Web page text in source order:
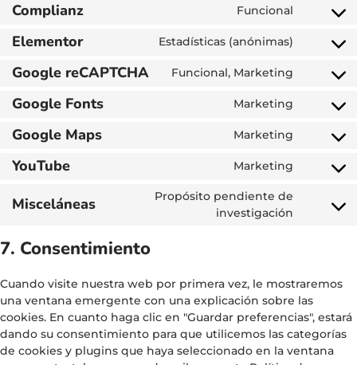
Complianz Funcional
Elementor Estadísticas (anónimas)
Google reCAPTCHA Funcional, Marketing
Google Fonts Marketing
Google Maps Marketing
YouTube Marketing
Misceláneas
Propósito pendiente de
investigación
7. Consentimiento
Cuando visite nuestra web por primera vez, le mostraremos
una ventana emergente con una explicación sobre las
cookies. En cuanto haga clic en "Guardar preferencias", estará
dando su consentimiento para que utilicemos las categorías
de cookies y plugins que haya seleccionado en la ventana